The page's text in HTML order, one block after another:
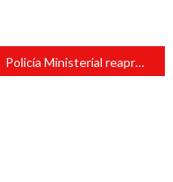
Policía Ministerial reaprehende a repador de amortiguadores por pederastia